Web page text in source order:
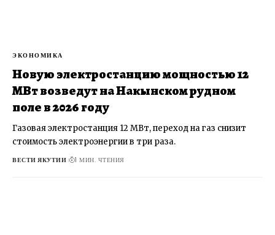
ЭКОНОМИКА
Новую электростанцию мощностью 12
МВт возведут на Накынском рудном
поле в 2026 году
Газовая электростанция 12 МВт, переход на газ снизит
стоимость электроэнергии в три раза.
ВЕСТИ ЯКУТИИ 1 МИН. ЧТЕНИЯ